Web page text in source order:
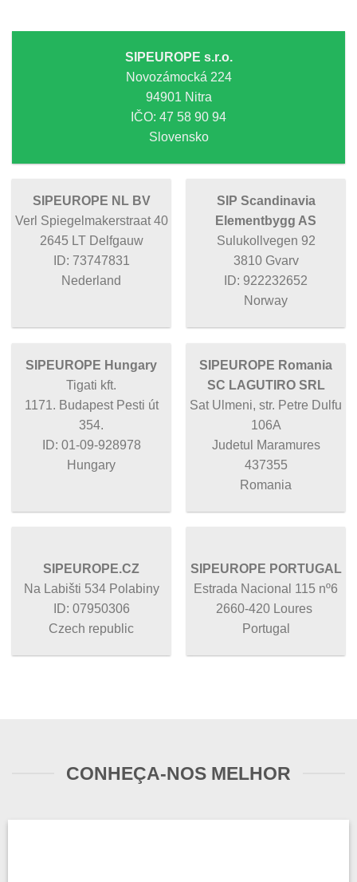
SIPEUROPE s.r.o.
Novozámocká 224
94901 Nitra
IČO: 47 58 90 94
Slovensko
SIPEUROPE NL BV
Verl Spiegelmakerstraat 40
2645 LT Delfgauw
ID: 73747831
Nederland
SIP Scandinavia
Elementbygg AS
Sulukollvegen 92
3810 Gvarv
ID: 922232652
Norway
SIPEUROPE Hungary
Tigati kft.
1171. Budapest Pesti út
354.
ID: 01-09-928978
Hungary
SIPEUROPE Romania
SC LAGUTIRO SRL
Sat Ulmeni, str. Petre Dulfu
106A
Judetul Maramures
437355
Romania
SIPEUROPE.CZ
Na Labišti 534 Polabiny
ID: 07950306
Czech republic
SIPEUROPE PORTUGAL
Estrada Nacional 115 nº6
2660-420 Loures
Portugal
CONHEÇA-NOS MELHOR